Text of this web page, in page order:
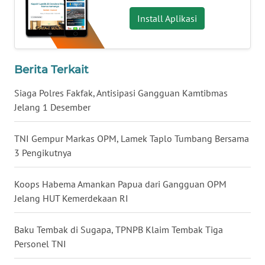
Install Aplikasi
Berita Terkait
Siaga Polres Fakfak, Antisipasi Gangguan Kamtibmas
Jelang 1 Desember
TNI Gempur Markas OPM, Lamek Taplo Tumbang Bersama
3 Pengikutnya
Koops Habema Amankan Papua dari Gangguan OPM
Jelang HUT Kemerdekaan RI
Baku Tembak di Sugapa, TPNPB Klaim Tembak Tiga
Personel TNI
WN
BABEL
SUMBAR
WN
WN
BENGKULU
LAMPUNG
WN
JATENG